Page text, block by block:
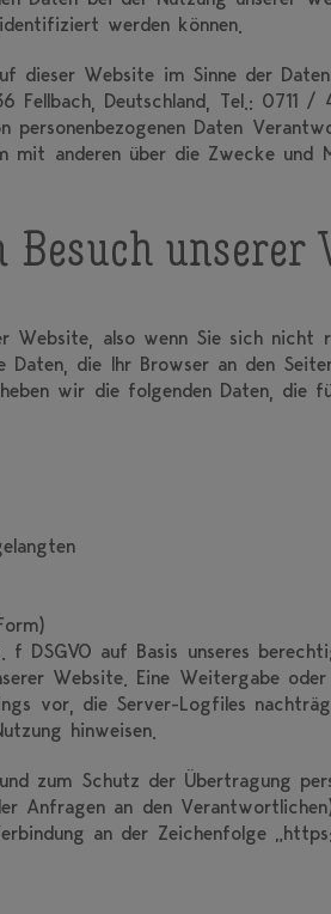
werden können.
Website im Sinne der
Fellbach, Deutschland, Tel.: 0711 /
Daten
mit anderen über die Zwecke
Besuch unserer
Website, also wenn Sie sich nicht
die Ihr Browser an den
wir die folgenden Daten, die
auf Basis unseres
Website. Eine Weitergabe
vor, die Server-Logfiles
hinweisen.
zum Schutz der Übertragung
Anfragen an den
an der Zeichenfolge